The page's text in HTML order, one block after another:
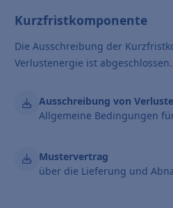
Kurzfristkomponente
Die Ausschreibung der
Verlustenergie ist abgeschlossen.
Ausschreibung von
Allgemeine Bedingungen
Mustervertrag
über die Lieferung und